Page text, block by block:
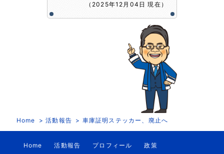
（2025年12月04日 現在）
Home 活動報告 車庫証明ステッカー、廃止へ
Home 活動報告 プロフィール
政策